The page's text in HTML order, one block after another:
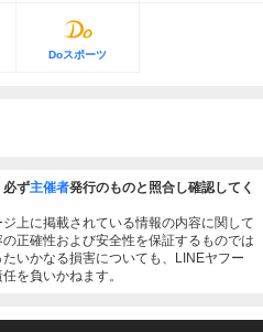
Doスポーツ
必ず主催者発行のものと照合し確認してく
上に掲載されている情報の内容に関して
正確性および安全性を保証するものでは
いかなる損害についても、LINEヤフー
を負いかねます。